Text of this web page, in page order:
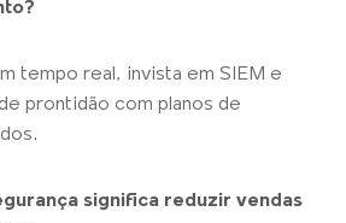
tempo real, invista em SIEM e
prontidão com planos de
significa reduzir vendas